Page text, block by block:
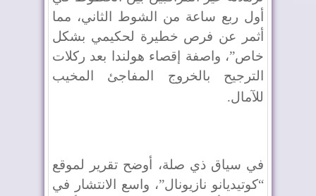
أول ربع ساعة من الشوط الثاني، مما
أثمر عن فرص خطيرة لحكيمي بشكل
خاص”، واصفة إقصاء هولندا بعد ركلات
الترجيح بالخروج المفاجئ المخيب
للآمال.
في سياق ذي صلة، أوضح تقرير لموقع
“كوتيديانو نازيونال”، واسع الانتشار في